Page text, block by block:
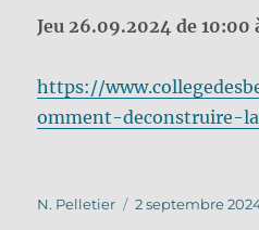
Jeu 26.09.2024 de 10:00
https://
omment-deconstruire-
Auteur
N. Pelletier
Publié
2 septembre